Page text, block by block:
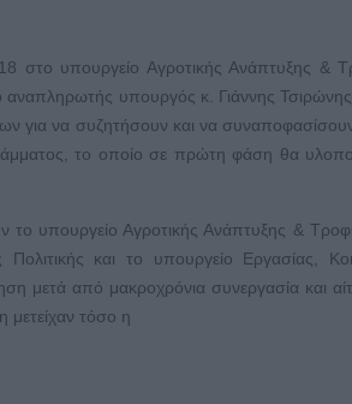
στο υπουργείο Αγροτικής Ανάπτυξης &
υπουργός κ. Γιάννης Τσιρώνης
για να συζητήσουν και να
το οποίο σε πρώτη φάση θα
το υπουργείο Αγροτικής Ανάπτυξης &
και το υπουργείο Εργασίας,
μετά από μακροχρόνια συνεργασία και
τόσο η